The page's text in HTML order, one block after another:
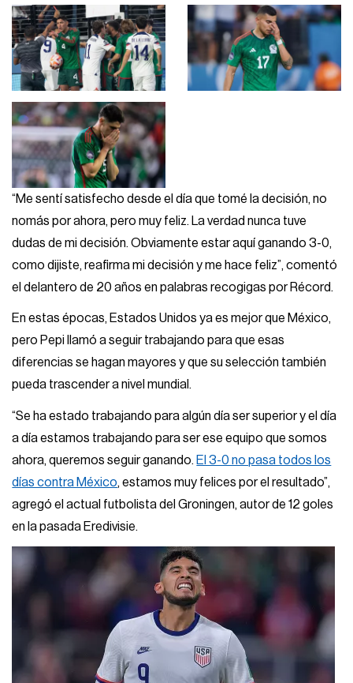
“Me sentí satisfecho desde el día que tomé la decisión, no
nomás por ahora, pero muy feliz. La verdad nunca tuve
dudas de mi decisión. Obviamente estar aquí ganando 3-0,
como dijiste, reafirma mi decisión y me hace feliz”, comentó
el delantero de 20 años en palabras recogigas por Récord.
En estas épocas, Estados Unidos ya es mejor que México,
pero Pepi llamó a seguir trabajando para que esas
diferencias se hagan mayores y que su selección también
pueda trascender a nivel mundial.
“Se ha estado trabajando para algún día ser superior y el día
a día estamos trabajando para ser ese equipo que somos
ahora, queremos seguir ganando. El 3-0 no pasa todos los
días contra México, estamos muy felices por el resultado”,
agregó el actual futbolista del Groningen, autor de 12 goles
en la pasada Eredivisie.